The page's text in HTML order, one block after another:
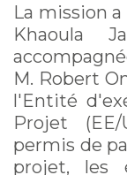
La mission
Khaoula
M. Robert
l'Entité
Projet
permis de
projet, les